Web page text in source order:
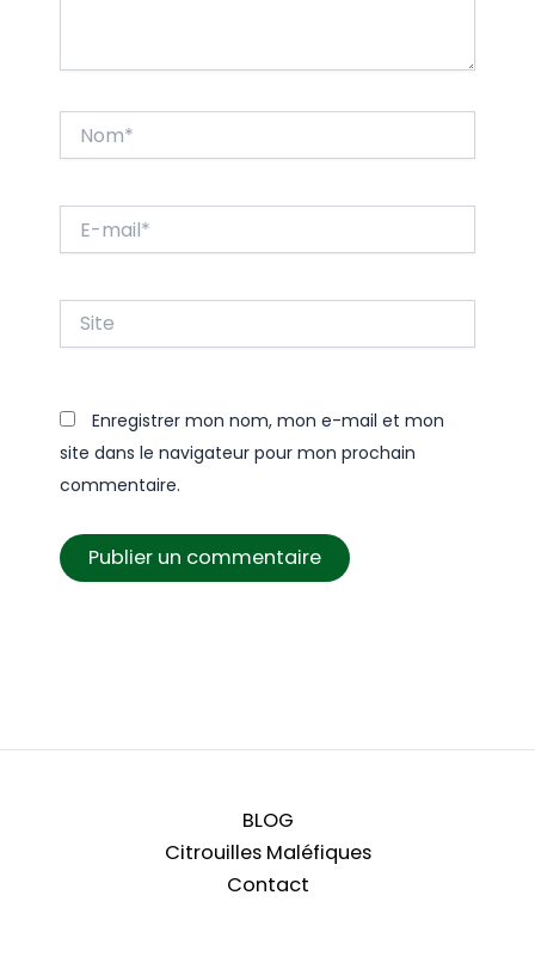
mail*
Enregistrer mon nom, mon e-mail et mon
site dans le navigateur pour mon prochain
commentaire.
BLOG
Citrouilles Maléfiques
Contact